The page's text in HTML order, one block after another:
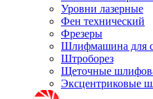
Уровни лазерные
Фен технический
Фрезеры
Шлифмашина для
Штроборез
Щеточные
Эксцентриковые